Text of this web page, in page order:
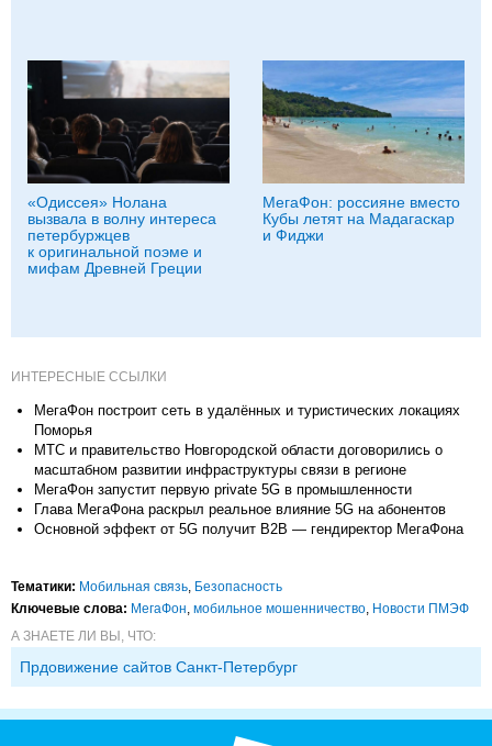
«Одиссея» Нолана
вызвала в волну интереса
петербуржцев
к оригинальной поэме и
мифам Древней Греции
МегаФон: россияне вместо
Кубы летят на Мадагаскар
и Фиджи
ИНТЕРЕСНЫЕ ССЫЛКИ
МегаФон построит сеть в удалённых и туристических локациях
Поморья
МТС и правительство Новгородской области договорились о
масштабном развитии инфраструктуры связи в регионе
МегаФон запустит первую private 5G в промышленности
Глава МегаФона раскрыл реальное влияние 5G на абонентов
Основной эффект от 5G получит B2B — гендиректор МегаФона
Тематики: Мобильная связь, Безопасность
Ключевые слова: МегаФон, мобильное мошенничество, Новости ПМЭФ
А ЗНАЕТЕ ЛИ ВЫ, ЧТО:
Прдовижение сайтов Санкт-Петербург